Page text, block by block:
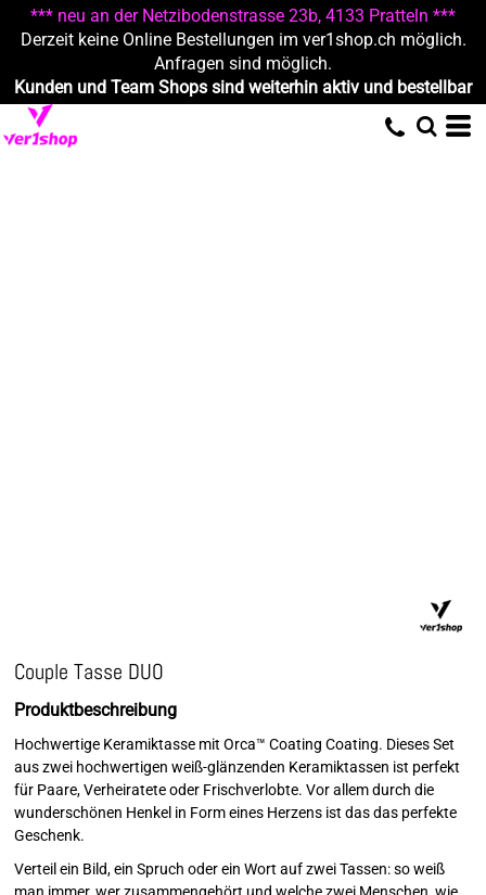
*** neu an der Netzibodenstrasse 23b, 4133 Pratteln ***
Derzeit keine Online Bestellungen im ver1shop.ch möglich.
Anfragen sind möglich.
Kunden und Team Shops sind weiterhin aktiv und bestellbar
Couple Tasse DUO
Produktbeschreibung
Hochwertige Keramiktasse mit Orca™ Coating Coating. Dieses Set
aus zwei hochwertigen weiß-glänzenden Keramiktassen ist perfekt
für Paare, Verheiratete oder Frischverlobte. Vor allem durch die
wunderschönen Henkel in Form eines Herzens ist das das perfekte
Geschenk.
Verteil ein Bild, ein Spruch oder ein Wort auf zwei Tassen: so weiß
man immer, wer zusammengehört und welche zwei Menschen, wie